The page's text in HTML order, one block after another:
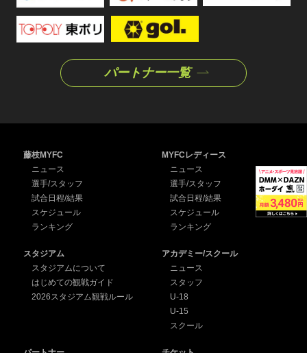
パートナー一覧
藤枝MYFC
ニュース
選手/スタッフ
試合日程/結果
スケジュール
ランキング
MYFCレディース
ニュース
選手/スタッフ
試合日程/結果
スケジュール
ランキング
スタジアム
スタジアムについて
はじめての観戦ガイド
2026スタジアム観戦ルール
アカデミー/スクール
ニュース
スタッフ
U-18
U-15
スクール